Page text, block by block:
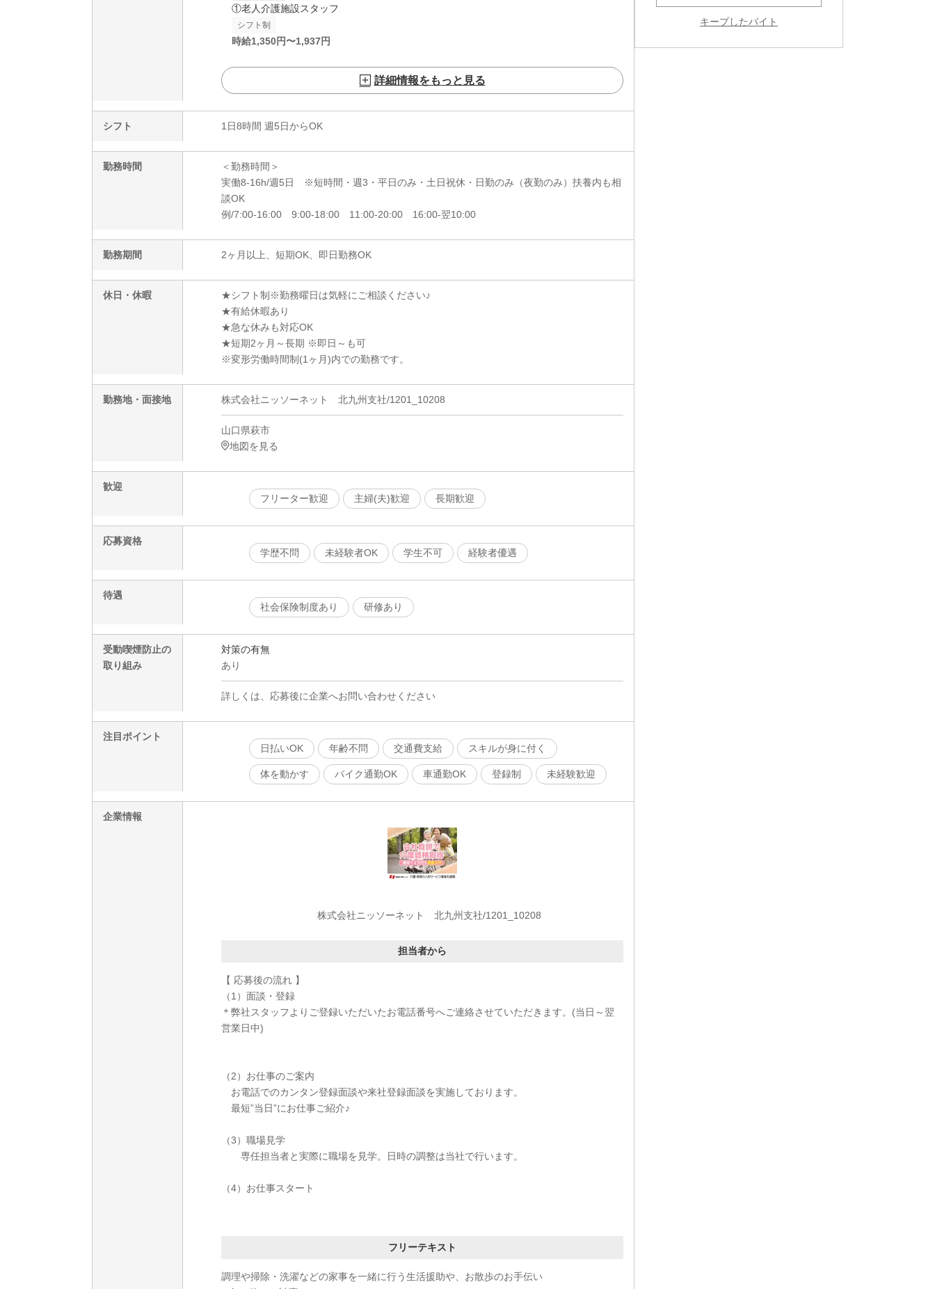
①老人介護施設スタッフ
シフト制
時給1,350円〜1,937円
詳細情報をもっと見る
シフト 1日8時間 週5日からOK
勤務時間
＜勤務時間＞
実働8-16h/週5日 ※短時間・週3・平日のみ・土日祝休・日勤のみ（夜勤のみ）扶養内も相
談OK
例/7:00-16:00 9:00-18:00 11:00-20:00 16:00-翌10:00
勤務期間 2ヶ月以上、短期OK、即日勤務OK
休日・休暇
★シフト制※勤務曜日は気軽にご相談ください♪
★有給休暇あり
★急な休みも対応OK
★短期2ヶ月～長期 ※即日～も可
※変形労働時間制(1ヶ月)内での勤務です。
勤務地・面接地 株式会社ニッソーネット 北九州支社/1201_10208
山口県萩市
地図を見る
歓迎
フリーター歓迎
主婦(夫)歓迎 長期歓迎
応募資格
学歴不問
未経験者OK 学生不可 経験者優遇
待遇
社会保険制度あり
研修あり
受動喫煙防止の
取り組み
対策の有無
あり
詳しくは、応募後に企業へお問い合わせください
注目ポイント
日払いOK
年齢不問 交通費支給 スキルが身に付く
体を動かす バイク通勤OK 車通勤OK 登録制 未経験歓迎
企業情報
株式会社ニッソーネット 北九州支社/1201_10208
担当者から
【 応募後の流れ 】
（1）面談・登録
＊弊社スタッフよりご登録いただいたお電話番号へご連絡させていただきます。(当日～翌
営業日中)
（2）お仕事のご案内
お電話でのカンタン登録面談や来社登録面談を実施しております。
最短”当日”にお仕事ご紹介♪
（3）職場見学
専任担当者と実際に職場を見学。日時の調整は当社で行います。
（4）お仕事スタート
フリーテキスト
調理や掃除・洗濯などの家事を一緒に行う生活援助や、お散歩のお手伝い
キープしたバイト